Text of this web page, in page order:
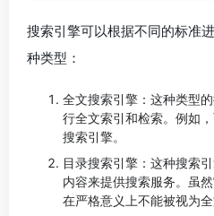
搜索引擎可以根据不同的标准
种类型：
全文搜索引擎：这种类型
行全文索引和检索。例如
搜索引擎。
目录搜索引擎：这种搜索
内容来提供搜索服务。虽
在严格意义上不能被视为全